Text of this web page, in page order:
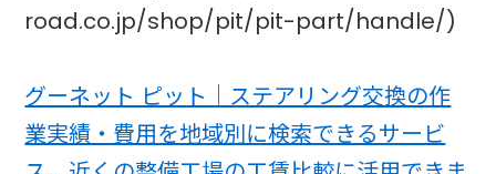
road.co.jp/shop/pit/pit-part/handle/)
グーネット ピット｜ステアリング交換の作
業実績・費用を地域別に検索できるサービ